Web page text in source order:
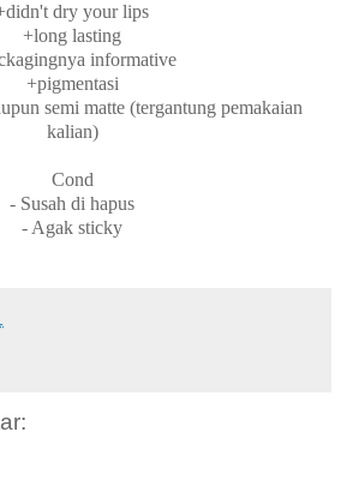
dry your lips
+long lasting
informative
+pigmentasi
semi matte (tergantung pemakaian
kalian)
Cond
- Susah di hapus
- Agak sticky